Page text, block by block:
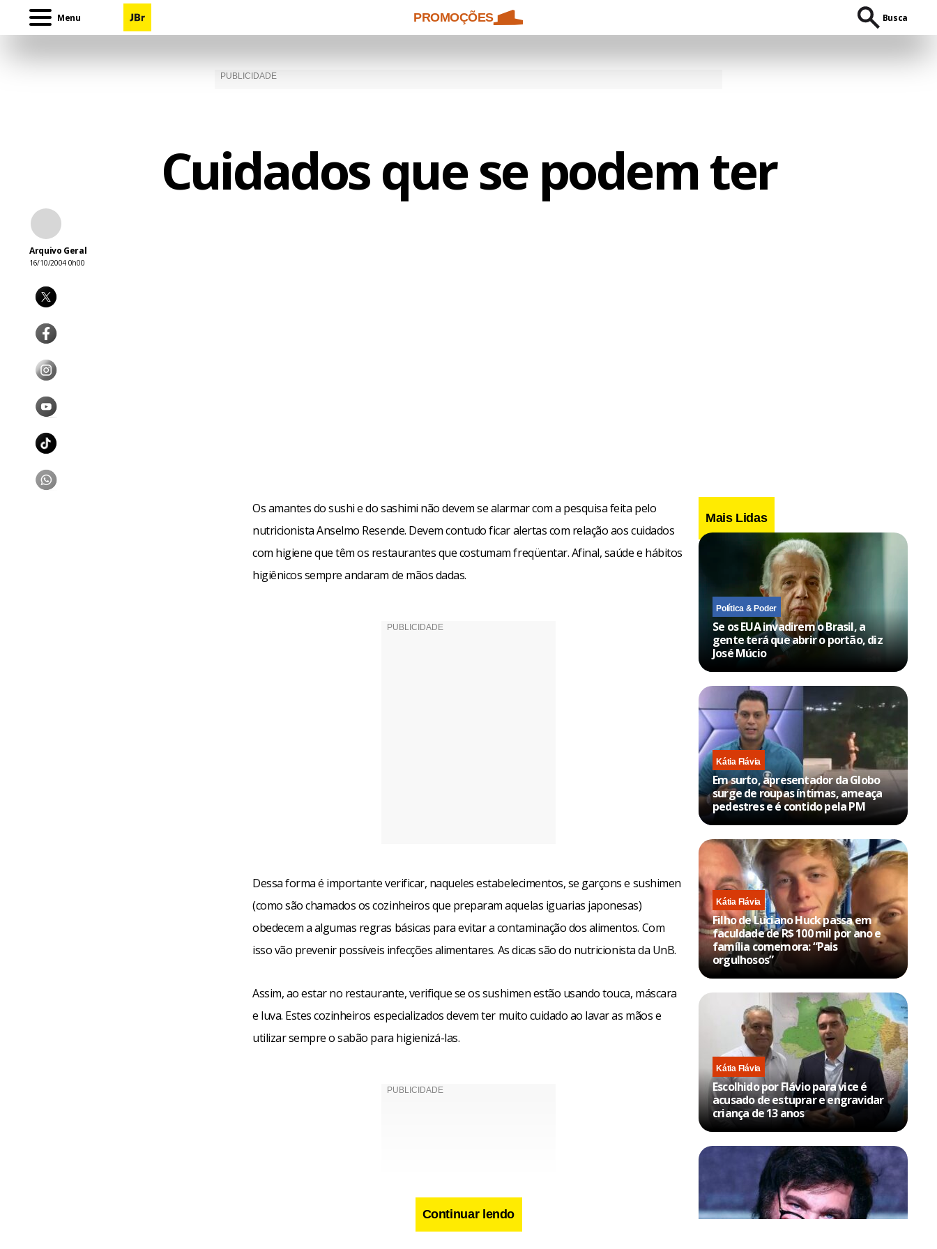
Menu PROMOÇÕES Busca
Cuidados que se podem ter
Arquivo Geral
16/10/2004 0h00
Os amantes do sushi e do sashimi não devem se alarmar com a pesquisa feita pelo
nutricionista Anselmo Resende. Devem contudo ficar alertas com relação aos cuidados
com higiene que têm os restaurantes que costumam freqüentar. Afinal, saúde e hábitos
higiênicos sempre andaram de mãos dadas.
Dessa forma é importante verificar, naqueles estabelecimentos, se garçons e sushimen
(como são chamados os cozinheiros que preparam aquelas iguarias japonesas)
obedecem a algumas regras básicas para evitar a contaminação dos alimentos. Com
isso vão prevenir possíveis infecções alimentares. As dicas são do nutricionista da UnB.
Assim, ao estar no restaurante, verifique se os sushimen estão usando touca, máscara
e luva. Estes cozinheiros especializados devem ter muito cuidado ao lavar as mãos e
utilizar sempre o sabão para higienizá-las.
Continuar lendo
Mais Lidas
Política & Poder
Se os EUA invadirem o Brasil, a
gente terá que abrir o portão, diz
José Múcio
Kátia Flávia
Em surto, apresentador da Globo
surge de roupas íntimas, ameaça
pedestres e é contido pela PM
Kátia Flávia
Filho de Luciano Huck passa em
faculdade de R$ 100 mil por ano e
família comemora: “Pais
orgulhosos”
Kátia Flávia
Escolhido por Flávio para vice é
acusado de estuprar e engravidar
criança de 13 anos